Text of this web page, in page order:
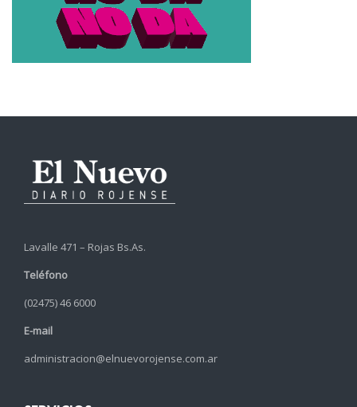
Lavalle 471 – Rojas Bs.As.
Teléfono
(02475) 46 6000
E-mail
administracion@elnuevorojense.com.ar